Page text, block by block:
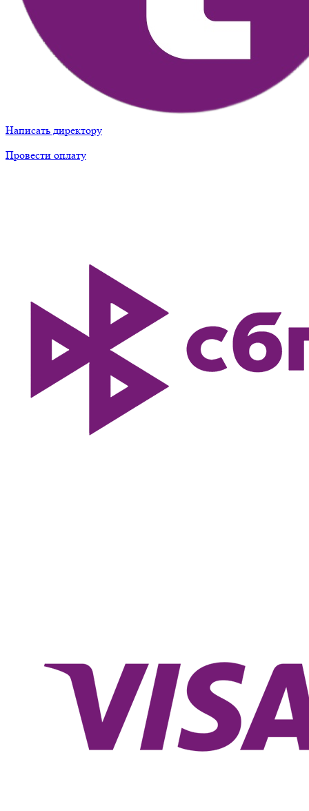
Написать директору
Провести оплату